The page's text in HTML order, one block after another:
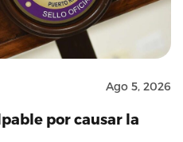
Ago 5, 2026
por causar la